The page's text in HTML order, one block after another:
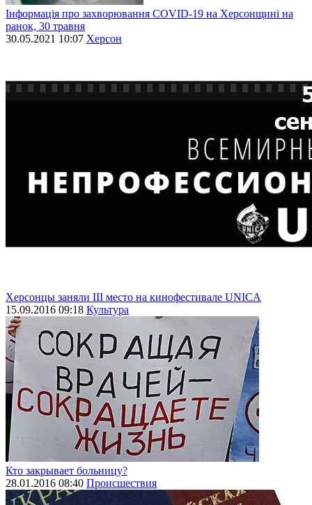
Інформація про захворювання СОVID-19 на Херсонщині на
ранок, 30 травня
30.05.2021 10:07 Херсон
Херсонцы заняли III место на кинофестивале UNICA
15.09.2016 09:18 Культура
Кто закрывает больницу?
28.01.2016 08:40 Происшествия